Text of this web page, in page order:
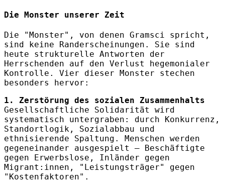
Die Monster unserer Zeit
Die "Monster", von denen Gramsci spricht,
sind keine Randerscheinungen. Sie sind
heute strukturelle Antworten der
Herrschenden auf den Verlust hegemonialer
Kontrolle. Vier dieser Monster stechen
besonders hervor:
1. Zerstörung des sozialen Zusammenhalts
Gesellschaftliche Solidarität wird
systematisch untergraben: durch Konkurrenz,
Standortlogik, Sozialabbau und
ethnisierende Spaltung. Menschen werden
gegeneinander ausgespielt – Beschäftigte
gegen Erwerbslose, Inländer gegen
Migrant:innen, "Leistungsträger" gegen
"Kostenfaktoren".